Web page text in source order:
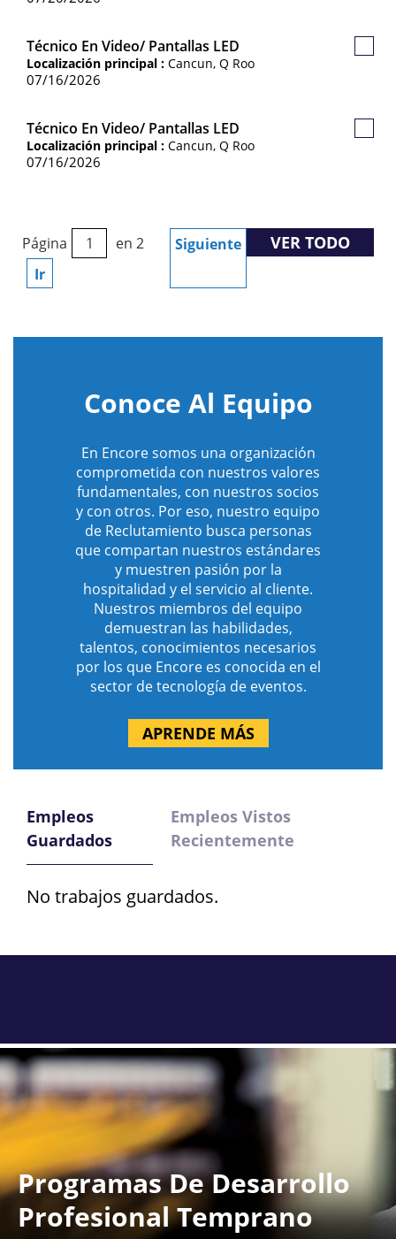
Técnico En Video/ Pantallas LED
Localización principal : Cancun, Q Roo
07/16/2026
Técnico En Video/ Pantallas LED
Localización principal : Cancun, Q Roo
07/16/2026
Página
en 2
Ir
Siguiente VER TODO
Conoce Al Equipo
En Encore somos una organización
comprometida con nuestros valores
fundamentales, con nuestros socios
y con otros. Por eso, nuestro equipo
de Reclutamiento busca personas
que compartan nuestros estándares
y muestren pasión por la
hospitalidad y el servicio al cliente.
Nuestros miembros del equipo
demuestran las habilidades,
talentos, conocimientos necesarios
por los que Encore es conocida en el
sector de tecnología de eventos.
APRENDE MÁS
Empleos
Guardados
Empleos Vistos
Recientemente
No trabajos guardados.
Programas De Desarrollo
Profesional Temprano